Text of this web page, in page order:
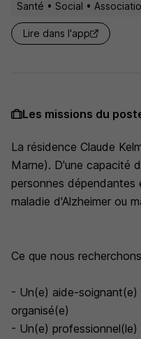
Santé • Social •
Lire dans l'app
Les missions du
La résidence Claude
Marne). D'une capacité
personnes
maladie d'Alzheimer ou
Ce que nous
- Un(e) aide-
organisé(e)
- Un(e)